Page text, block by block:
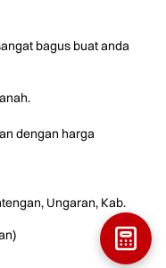
bagus buat anda
dengan harga
Ungaran, Kab.